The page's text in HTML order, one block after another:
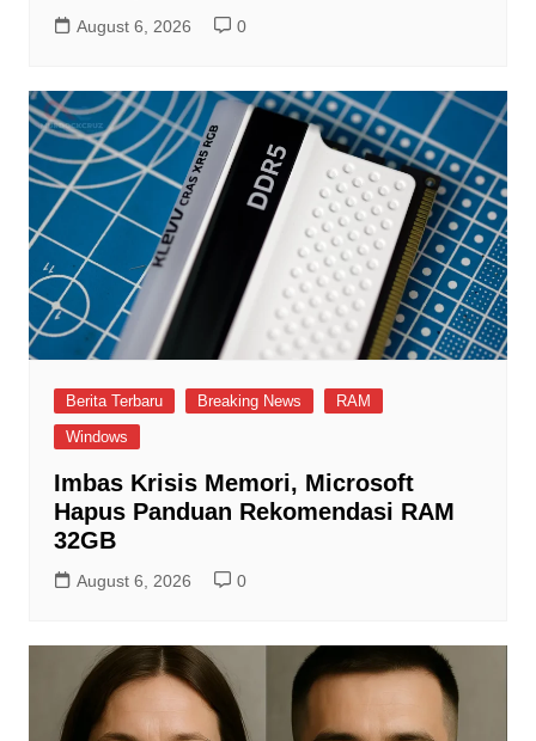
August 6, 2026 0
Berita Terbaru Breaking News
RAM
Windows
Imbas Krisis Memori, Microsoft
Hapus Panduan Rekomendasi RAM
32GB
August 6, 2026 0